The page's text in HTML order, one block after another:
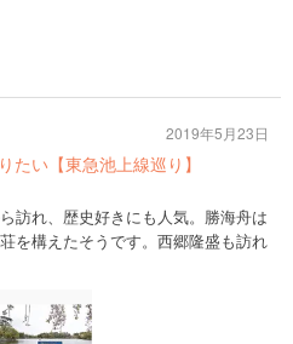
たい【東急池上線巡り】
訪れ、歴史好きにも人気。勝海舟は
を構えたそうです。西郷隆盛も訪れ
2019年5月23日